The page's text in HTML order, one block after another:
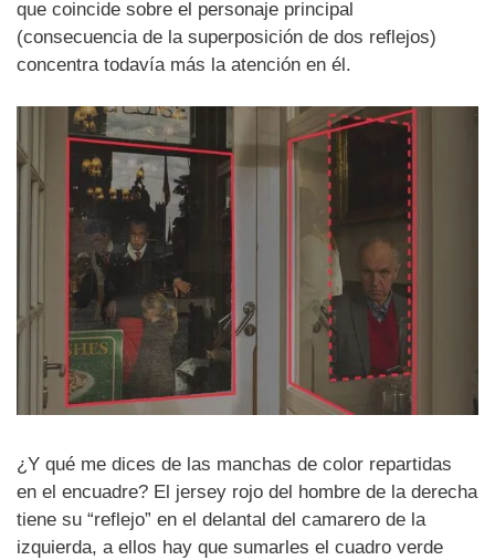
que coincide sobre el personaje principal
(consecuencia de la superposición de dos reflejos)
concentra todavía más la atención en él.
¿Y qué me dices de las manchas de color repartidas
en el encuadre? El jersey rojo del hombre de la derecha
tiene su “reflejo” en el delantal del camarero de la
izquierda, a ellos hay que sumarles el cuadro verde